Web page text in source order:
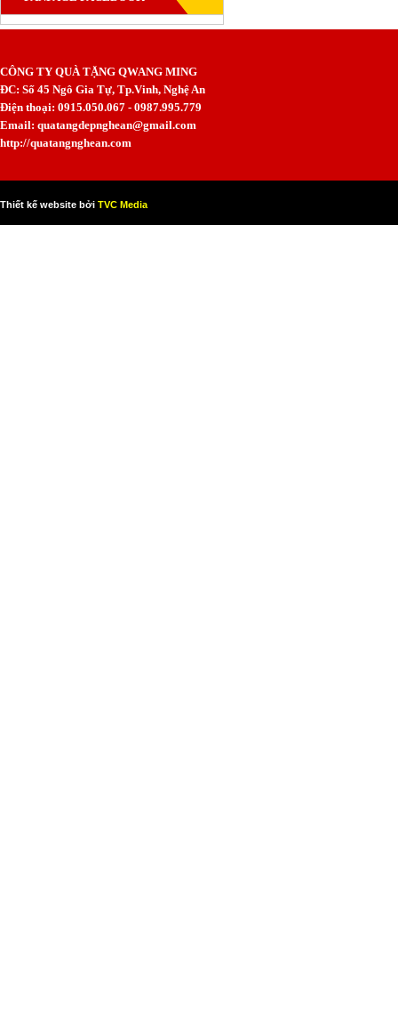
CÔNG TY QUÀ TẶNG QWANG MING
ĐC: Số 45 Ngô Gia Tự, Tp.Vinh, Nghệ An
Điện thoại: 0915.050.067 - 0987.995.779
Email: quatangdepnghean@gmail.com
http://quatangnghean.com
Thiết kế website bởi TVC Media